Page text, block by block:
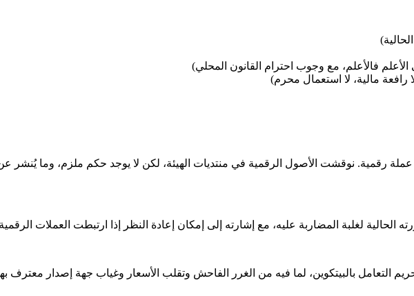
فالأعلم، مع وجوب احترام القانون المحلي)
مالية، لا استعمال محرم)
أو أي عملة رقمية. نوقشت الأصول الرقمية في منتديات الهيئة، لكن لا يوجد حكم ملزم، وما
الحالية لغلبة المضاربة عليه، مع إشارته إلى إمكان إعادة النظر إذا ارتبطت العملات